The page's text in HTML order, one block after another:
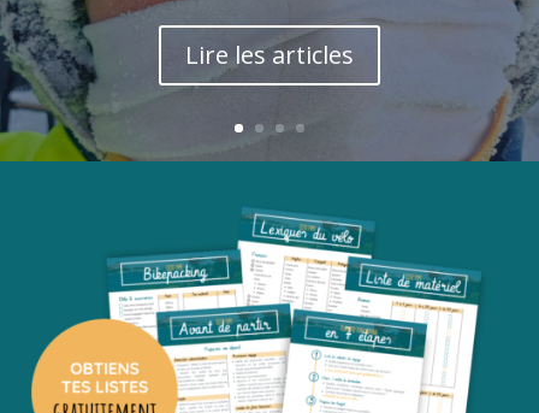
Lire les articles